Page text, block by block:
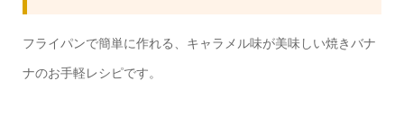
フライパンで簡単に作れる、キャラメル味が美味しい焼きバナ
ナのお手軽レシピです。